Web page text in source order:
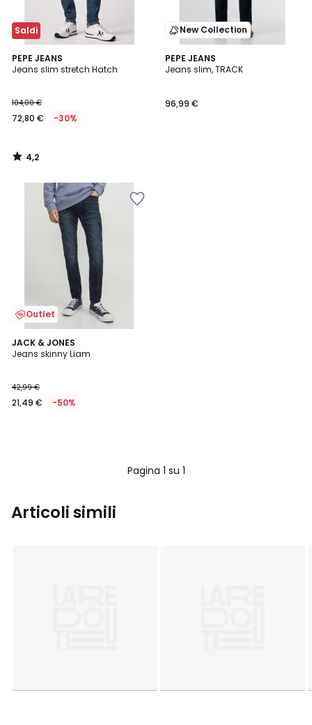
Saldi
PEPE JEANS
Jeans slim stretch Hatch
104,00 €
72,80 € -30%
4,2
/ 5
4,2
/
New Collection
PEPE JEANS
Jeans slim, TRACK
96,99 €
Outlet
JACK & JONES
Jeans skinny Liam
42,99 €
21,49 € -50%
Pagina 1 su 1
Articoli simili